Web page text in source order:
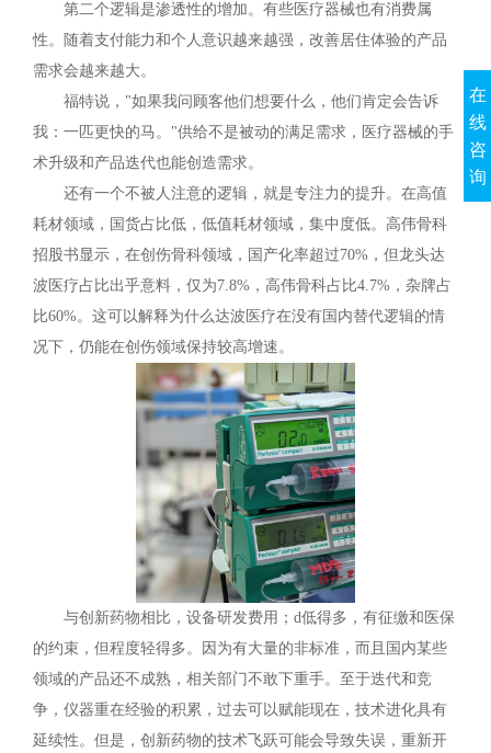
第二个逻辑是渗透性的增加。有些医疗器械也有消费属
性。随着支付能力和个人意识越来越强，改善居住体验的产品
需求会越来越大。
福特说，"如果我问顾客他们想要什么，他们肯定会告诉
我：一匹更快的马。"供给不是被动的满足需求，医疗器械的手
术升级和产品迭代也能创造需求。
还有一个不被人注意的逻辑，就是专注力的提升。在高值
耗材领域，国货占比低，低值耗材领域，集中度低。高伟骨科
招股书显示，在创伤骨科领域，国产化率超过70%，但龙头达
波医疗占比出乎意料，仅为7.8%，高伟骨科占比4.7%，杂牌占
比60%。这可以解释为什么达波医疗在没有国内替代逻辑的情
况下，仍能在创伤领域保持较高增速。
与创新药物相比，设备研发费用；d低得多，有征缴和医保
的约束，但程度轻得多。因为有大量的非标准，而且国内某些
领域的产品还不成熟，相关部门不敢下重手。至于迭代和竞
争，仪器重在经验的积累，过去可以赋能现在，技术进化具有
延续性。但是，创新药物的技术飞跃可能会导致失误，重新开
在
线
咨
询